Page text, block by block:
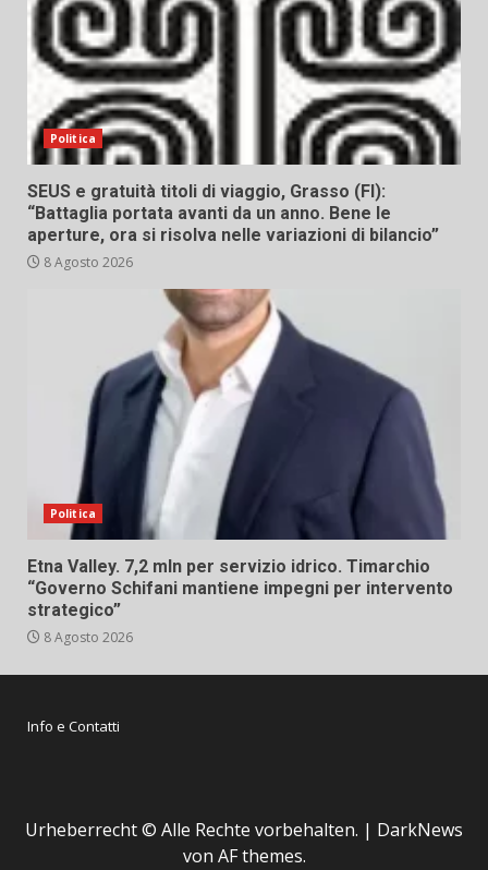
Politica
SEUS e gratuità titoli di viaggio, Grasso (FI):
“Battaglia portata avanti da un anno. Bene le
aperture, ora si risolva nelle variazioni di bilancio”
8 Agosto 2026
Politica
Etna Valley. 7,2 mln per servizio idrico. Timarchio
“Governo Schifani mantiene impegni per intervento
strategico”
8 Agosto 2026
Info e Contatti
Urheberrecht © Alle Rechte vorbehalten. | DarkNews
von AF themes.